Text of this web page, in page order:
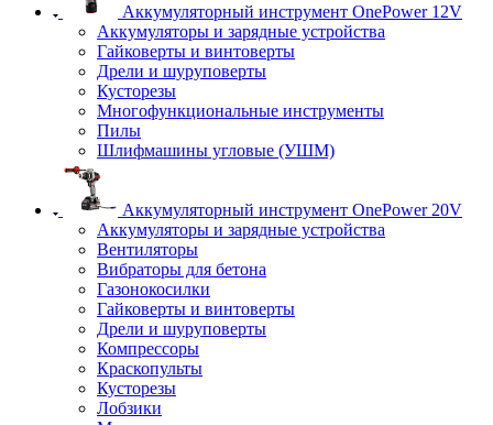
Аккумуляторный инструмент OnePower 12V
Аккумуляторы и зарядные устройства
Гайковерты и винтоверты
Дрели и шуруповерты
Кусторезы
Многофункциональные инструменты
Пилы
Шлифмашины угловые (УШМ)
Аккумуляторный инструмент OnePower 20V
Аккумуляторы и зарядные устройства
Вентиляторы
Вибраторы для бетона
Газонокосилки
Гайковерты и винтоверты
Дрели и шуруповерты
Компрессоры
Краскопульты
Кусторезы
Лобзики